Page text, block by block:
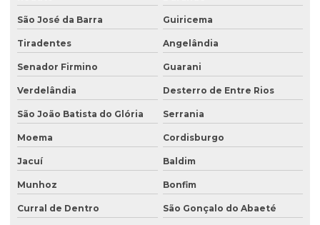
São José da Barra Guiricema
Tiradentes Angelândia
Senador Firmino Guarani
Verdelândia Desterro de Entre Rios
São João Batista do Glória Serrania
Moema Cordisburgo
Jacuí Baldim
Munhoz Bonfim
Curral de Dentro São Gonçalo do Abaeté